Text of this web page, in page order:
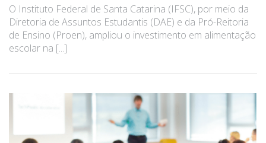
O Instituto Federal de Santa Catarina (IFSC), por meio da
Diretoria de Assuntos Estudantis (DAE) e da Pró-Reitoria
de Ensino (Proen), ampliou o investimento em alimentação
escolar na [...]